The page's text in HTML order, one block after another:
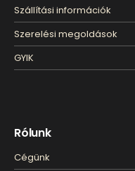
Szállítási információk
Szerelési megoldások
GYIK
Rólunk
Cégünk